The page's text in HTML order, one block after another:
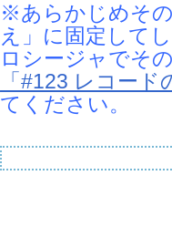
※あらかじめそ
え」に固定して
ロシージャでそ
「#123 レコー
てください。